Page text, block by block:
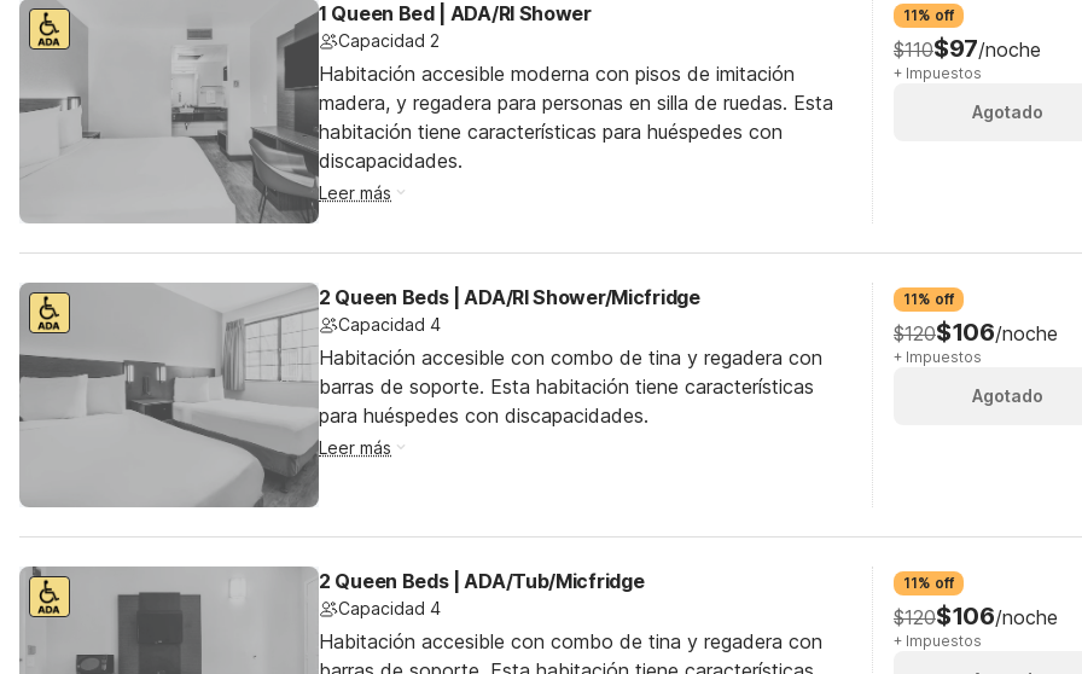
1 Queen Bed | ADA/RI Shower
Capacidad 2
Habitación accesible moderna con pisos de imitación
madera, y regadera para personas en silla de ruedas. Esta
habitación tiene características para huéspedes con
discapacidades.
Leer más
11% off
$110$97/noche
+ Impuestos
Agotado
2 Queen Beds | ADA/RI Shower/Micfridge
Capacidad 4
Habitación accesible con combo de tina y regadera con
barras de soporte. Esta habitación tiene características
para huéspedes con discapacidades.
Leer más
11% off
$120$106/noche
+ Impuestos
Agotado
2 Queen Beds | ADA/Tub/Micfridge
Capacidad 4
Habitación accesible con combo de tina y regadera con
11% off
$120$106/noche
+ Impuestos